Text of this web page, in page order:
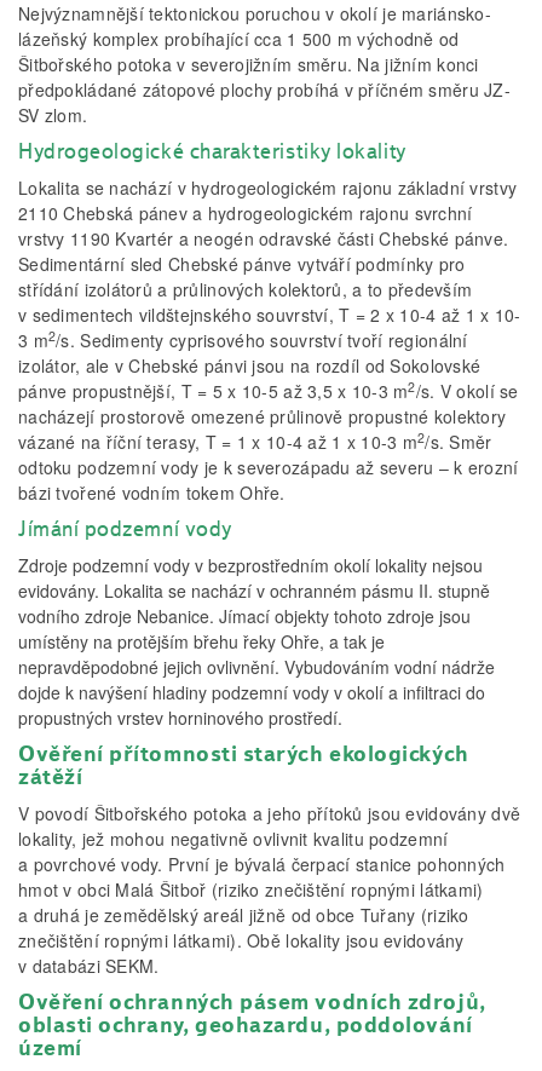
Nejvýznamnější tektonickou poruchou v okolí je mariánsko-
lázeňský komplex probíhající cca 1 500 m východně od
Šitbořského potoka v severojižním směru. Na jižním konci
předpokládané zátopové plochy probíhá v příčném směru JZ-
SV zlom.
Hydrogeologické charakteristiky lokality
Lokalita se nachází v hydrogeologickém rajonu základní vrstvy
2110 Chebská pánev a hydrogeologickém rajonu svrchní
vrstvy 1190 Kvartér a neogén odravské části Chebské pánve.
Sedimentární sled Chebské pánve vytváří podmínky pro
střídání izolátorů a průlinových kolektorů, a to především
v sedimentech vildštejnského souvrství, T = 2 x 10-4 až 1 x 10-
3 m2/s. Sedimenty cyprisového souvrství tvoří regionální
izolátor, ale v Chebské pánvi jsou na rozdíl od Sokolovské
pánve propustnější, T = 5 x 10-5až 3,5 x 10-3 m2/s. V okolí se
nacházejí prostorově omezené průlinově propustné kolektory
vázané na říční terasy, T = 1 x 10-4 až 1 x 10-3 m2/s. Směr
odtoku podzemní vody je k severozápadu až severu – k erozní
bázi tvořené vodním tokem Ohře.
Jímání podzemní vody
Zdroje podzemní vody v bezprostředním okolí lokality nejsou
evidovány. Lokalita se nachází v ochranném pásmu II. stupně
vodního zdroje Nebanice. Jímací objekty tohoto zdroje jsou
umístěny na protějším břehu řeky Ohře, a tak je
nepravděpodobné jejich ovlivnění. Vybudováním vodní nádrže
dojde k navýšení hladiny podzemní vody v okolí a infiltraci do
propustných vrstev horninového prostředí.
Ověření přítomnosti starých ekologických
zátěží
V povodí Šitbořského potoka a jeho přítoků jsou evidovány dvě
lokality, jež mohou negativně ovlivnit kvalitu podzemní
a povrchové vody. První je bývalá čerpací stanice pohonných
hmot v obci Malá Šitboř (riziko znečištění ropnými látkami)
a druhá je zemědělský areál jižně od obce Tuřany (riziko
znečištění ropnými látkami). Obě lokality jsou evidovány
v databázi SEKM.
Ověření ochranných pásem vodních zdrojů,
oblasti ochrany, geohazardu, poddolování
území